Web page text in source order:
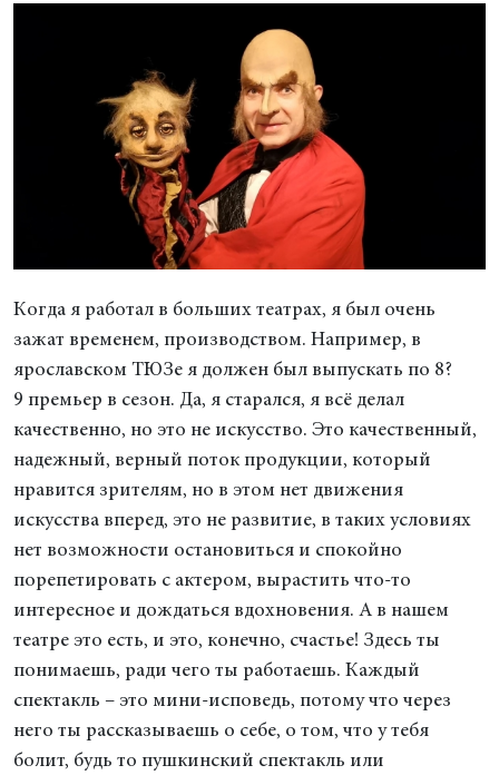
Когда я работал в больших театрах, я был очень
зажат временем, производством. Например, в
ярославском ТЮЗе я должен был выпускать по 8?
9 премьер в сезон. Да, я старался, я всё делал
качественно, но это не искусство. Это качественный,
надежный, верный поток продукции, который
нравится зрителям, но в этом нет движения
искусства вперед, это не развитие, в таких условиях
нет возможности остановиться и спокойно
порепетировать с актером, вырастить что-то
интересное и дождаться вдохновения. А в нашем
театре это есть, и это, конечно, счастье! Здесь ты
понимаешь, ради чего ты работаешь. Каждый
спектакль – это мини-исповедь, потому что через
него ты рассказываешь о себе, о том, что у тебя
болит, будь то пушкинский спектакль или